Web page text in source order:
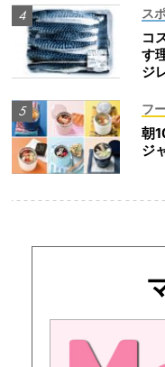
ス
コ
す
ジ
フ
朝
ジ